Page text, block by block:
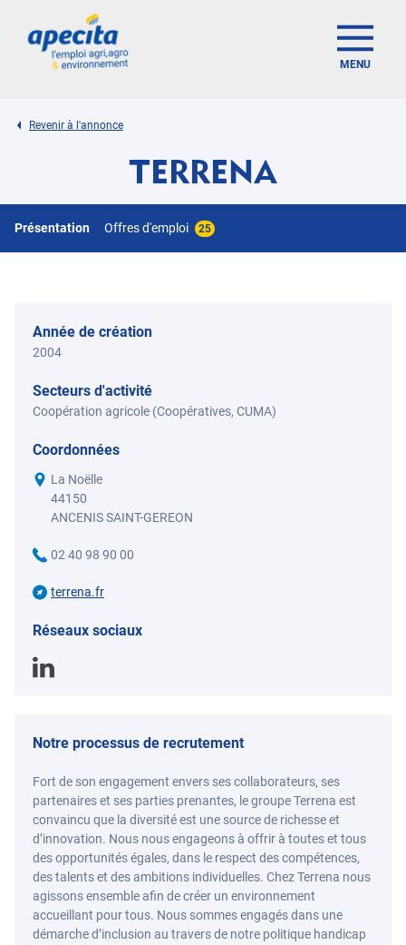
MENU
Revenir à l'annonce
TERRENA
Présentation Offres d'emploi 25
Année de création
2004
Secteurs d'activité
Coopération agricole (Coopératives, CUMA)
Coordonnées
La Noëlle
44150
ANCENIS SAINT-GEREON
02 40 98 90 00
terrena.fr
Réseaux sociaux
Notre processus de recrutement
Fort de son engagement envers ses collaborateurs, ses
partenaires et ses parties prenantes, le groupe Terrena est
convaincu que la diversité est une source de richesse et
d’innovation. Nous nous engageons à offrir à toutes et tous
des opportunités égales, dans le respect des compétences,
des talents et des ambitions individuelles. Chez Terrena nous
agissons ensemble afin de créer un environnement
accueillant pour tous. Nous sommes engagés dans une
démarche d’inclusion au travers de notre politique handicap